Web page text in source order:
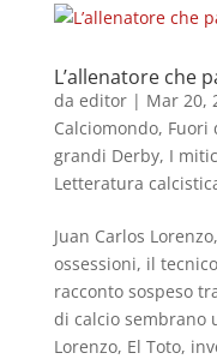
L’allenatore che
da editor| Mar 20,
Calciomondo, Fuori
grandi Derby, I
Letteratura
Juan Carlos
ossessioni, il
racconto sospeso
di calcio sembrano
Lorenzo, El Toto,